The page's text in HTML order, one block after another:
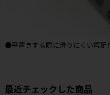
●平置きする際に滑りにくい底足
最近チェックした商品